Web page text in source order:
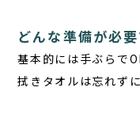
どんな準備が必
基本的には手ぶらで
拭きタオルは忘れず